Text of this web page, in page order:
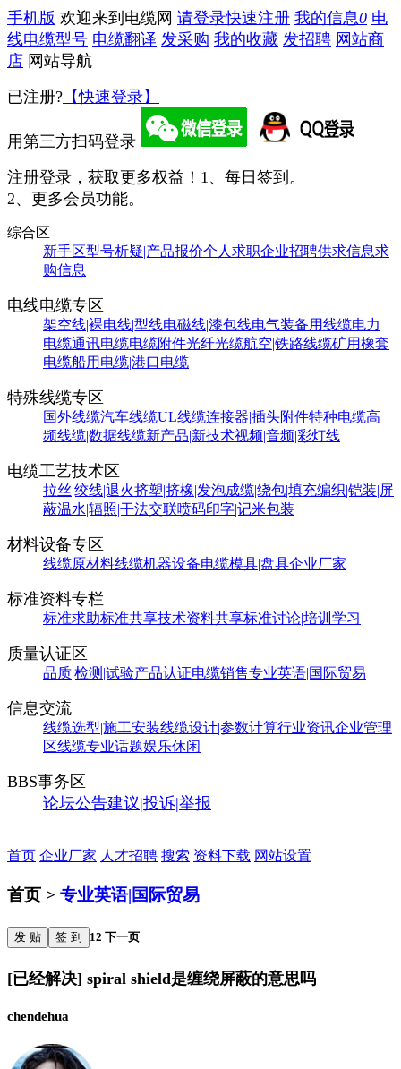
手机版 欢迎来到电缆网 请登录快速注册 我的信息0 电
线电缆型号 电缆翻译 发采购 我的收藏 发招聘 网站商
店 网站导航
已注册? 【快速登录】
用第三方扫码登录
注册登录，获取更多权益！ 1、每日签到。
2、更多会员功能。
综合区
新手区型号析疑|产品报价个人求职企业招聘供求信息求
购信息
电线电缆专区
架空线|裸电线|型线电磁线|漆包线电气装备用线缆电力
电缆通讯电缆电缆附件光纤光缆航空|铁路线缆矿用橡套
电缆船用电缆|港口电缆
特殊线缆专区
国外线缆汽车线缆UL线缆连接器|插头附件特种电缆高
频线缆|数据线缆新产品|新技术视频|音频|彩灯线
电缆工艺技术区
拉丝|绞线|退火挤塑|挤橡|发泡成缆|绕包|填充编织|铠装|屏
蔽温水|辐照|干法交联喷码印字|记米包装
材料设备专区
线缆原材料线缆机器设备电缆模具|盘具企业厂家
标准资料专栏
标准求助标准共享技术资料共享标准讨论|培训学习
质量认证区
品质|检测|试验产品认证电缆销售专业英语|国际贸易
信息交流
线缆选型|施工安装线缆设计|参数计算行业资讯企业管理
区线缆专业话题娱乐休闲
BBS事务区
论坛公告建议|投诉|举报
首页 企业厂家 人才招聘 搜索 资料下载 网站设置
首页 > 专业英语|国际贸易
发 贴 签 到 12 下一页
[已经解决] spiral shield是缠绕屏蔽的意思吗
chendehua